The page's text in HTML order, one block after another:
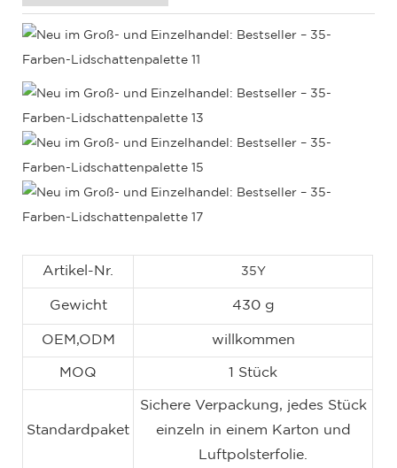
Artikel-Nr. 35Y
Gewicht 430 g
OEM,ODM willkommen
MOQ 1 Stück
Standardpaket
Sichere Verpackung, jedes Stück
einzeln in einem Karton und
Luftpolsterfolie.